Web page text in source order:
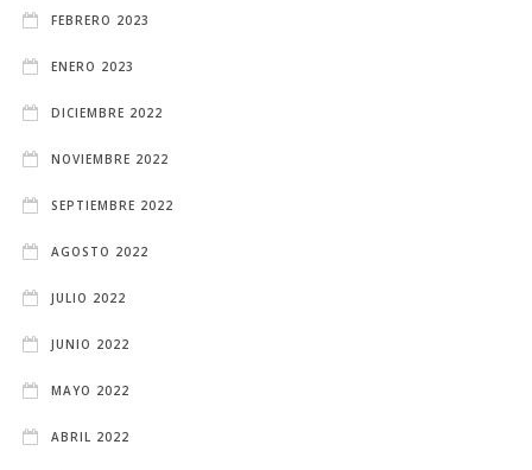
FEBRERO 2023
ENERO 2023
DICIEMBRE 2022
NOVIEMBRE 2022
SEPTIEMBRE 2022
AGOSTO 2022
JULIO 2022
JUNIO 2022
MAYO 2022
ABRIL 2022